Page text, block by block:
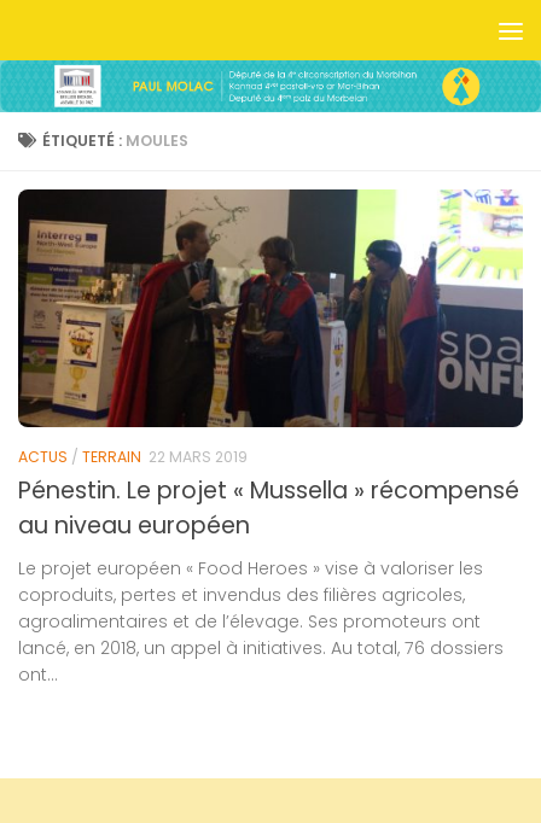
ÉTIQUETÉ : MOULES
ACTUS / TERRAIN 22 MARS 2019
Pénestin. Le projet « Mussella » récompensé
au niveau européen
Le projet européen « Food Heroes » vise à valoriser les
coproduits, pertes et invendus des filières agricoles,
agroalimentaires et de l’élevage. Ses promoteurs ont
lancé, en 2018, un appel à initiatives. Au total, 76 dossiers
ont...